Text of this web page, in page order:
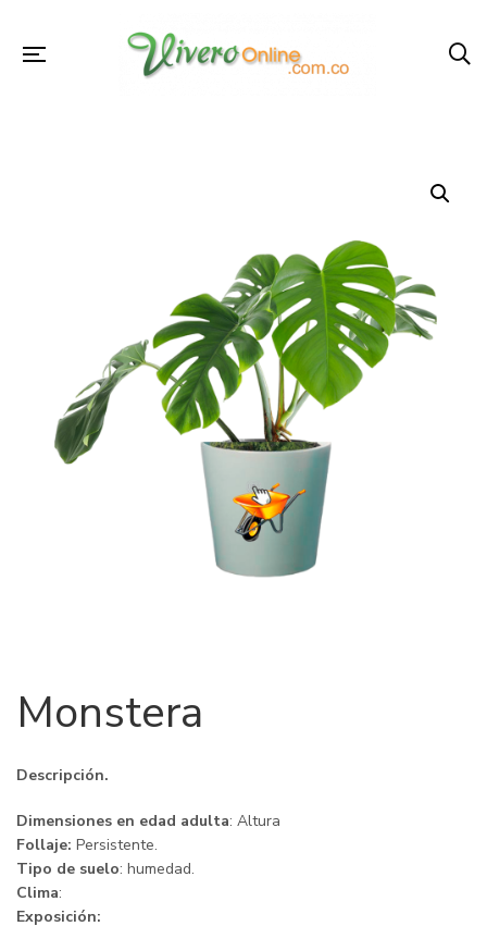
Monstera
Descripción.
Dimensiones en edad adulta: Altura
Follaje: Persistente.
Tipo de suelo: humedad.
Clima:
Exposición: